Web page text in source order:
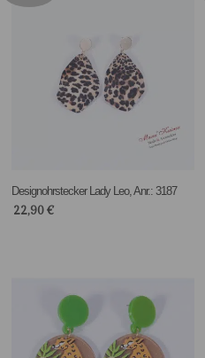
Designohrstecker Lady Leo, Anr.: 3187
22,90€